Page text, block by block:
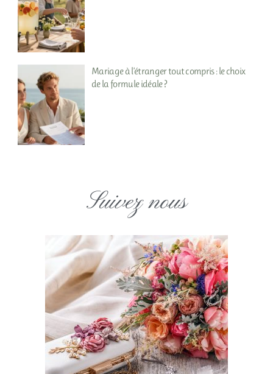
Mariage à l’étranger tout compris : le choix
de la formule idéale ?
Suivez nous